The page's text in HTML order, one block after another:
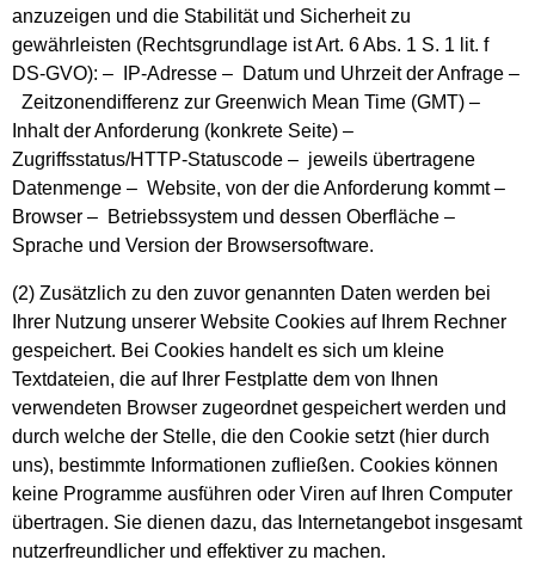
anzuzeigen und die Stabilität und Sicherheit zu
gewährleisten (Rechtsgrundlage ist Art. 6 Abs. 1 S. 1 lit. f
DS-GVO): – IP-Adresse – Datum und Uhrzeit der Anfrage –
Zeitzonendifferenz zur Greenwich Mean Time (GMT) –
Inhalt der Anforderung (konkrete Seite) –
Zugriffsstatus/HTTP-Statuscode – jeweils übertragene
Datenmenge – Website, von der die Anforderung kommt –
Browser – Betriebssystem und dessen Oberfläche –
Sprache und Version der Browsersoftware.
(2) Zusätzlich zu den zuvor genannten Daten werden bei
Ihrer Nutzung unserer Website Cookies auf Ihrem Rechner
gespeichert. Bei Cookies handelt es sich um kleine
Textdateien, die auf Ihrer Festplatte dem von Ihnen
verwendeten Browser zugeordnet gespeichert werden und
durch welche der Stelle, die den Cookie setzt (hier durch
uns), bestimmte Informationen zufließen. Cookies können
keine Programme ausführen oder Viren auf Ihren Computer
übertragen. Sie dienen dazu, das Internetangebot insgesamt
nutzerfreundlicher und effektiver zu machen.